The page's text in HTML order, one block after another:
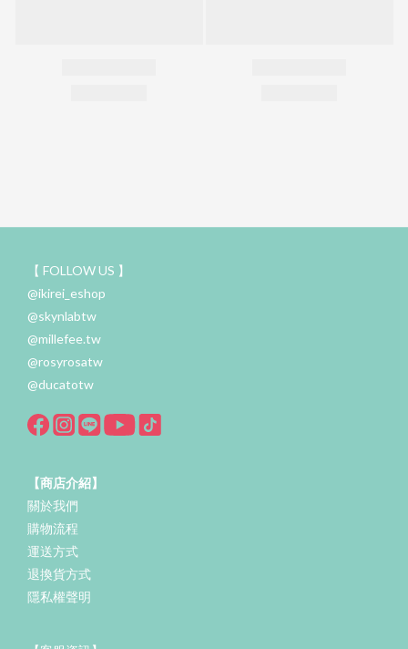
【 FOLLOW US 】
@ikirei_eshop
@skynlabtw
@millefee.tw
@rosyrosatw
@ducatotw
【商店介紹】
關於我們
購物流程
運送方式
退換貨方式
隱私權聲明